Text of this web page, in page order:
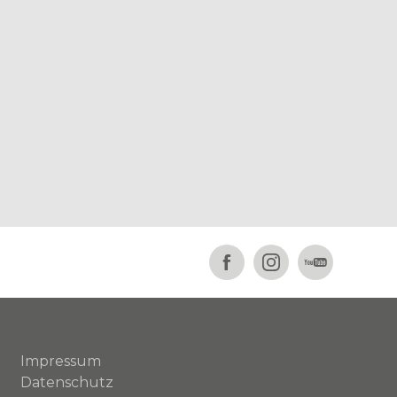
Impressum
Datenschutz